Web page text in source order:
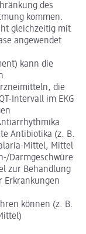
des
kommen.
gleichzeitig mit
angewendet
kann die
die
Intervall im EKG
Antibiotika (z. B.
Mittel, Mittel
Darmgeschwüre
zur Behandlung
Erkrankungen
können (z. B.